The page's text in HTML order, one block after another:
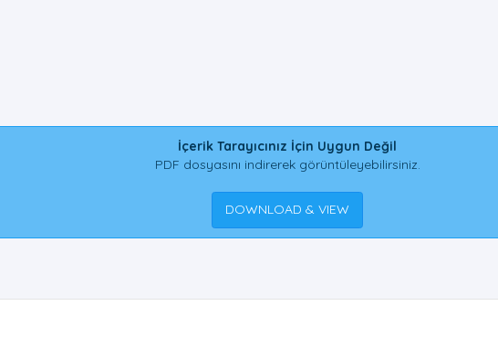
İçerik Tarayıcınız İçin Uygun Değil
PDF dosyasını indirerek görüntüleyebilirsiniz.
DOWNLOAD & VIEW